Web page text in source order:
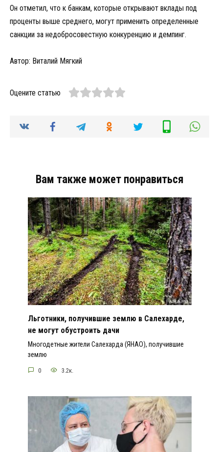
Он отметил, что к банкам, которые открывают вклады под
проценты выше среднего, могут применить определенные
санкции за недобросовестную конкуренцию и демпинг.
Автор: Виталий Мягкий
Оцените статью
Вам также может понравиться
Льготники, получившие землю в Салехарде,
не могут обустроить дачи
Многодетные жители Салехарда (ЯНАО), получившие
землю
0 3.2к.